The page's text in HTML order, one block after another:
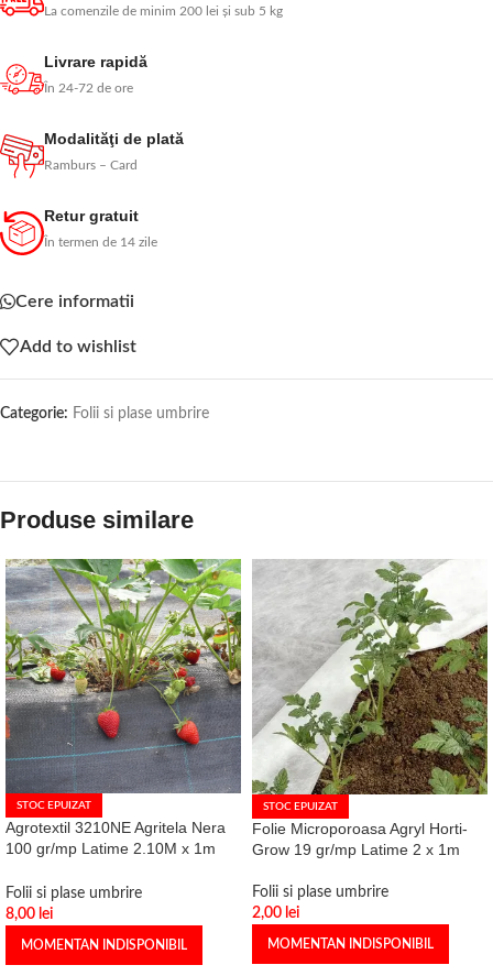
La comenzile de minim 200 lei și sub 5 kg
Livrare rapidă
În 24-72 de ore
Modalităţi de plată
Ramburs – Card
Retur gratuit
În termen de 14 zile
Cere informatii
Add to wishlist
Categorie: Folii si plase umbrire
Produse similare
STOC EPUIZAT
Agrotextil 3210NE Agritela Nera
100 gr/mp Latime 2.10M x 1m
Folii si plase umbrire
8,00 lei
MOMENTAN INDISPONIBIL
STOC EPUIZAT
Folie Microporoasa Agryl Horti-
Grow 19 gr/mp Latime 2 x 1m
Folii si plase umbrire
2,00 lei
MOMENTAN INDISPONIBIL